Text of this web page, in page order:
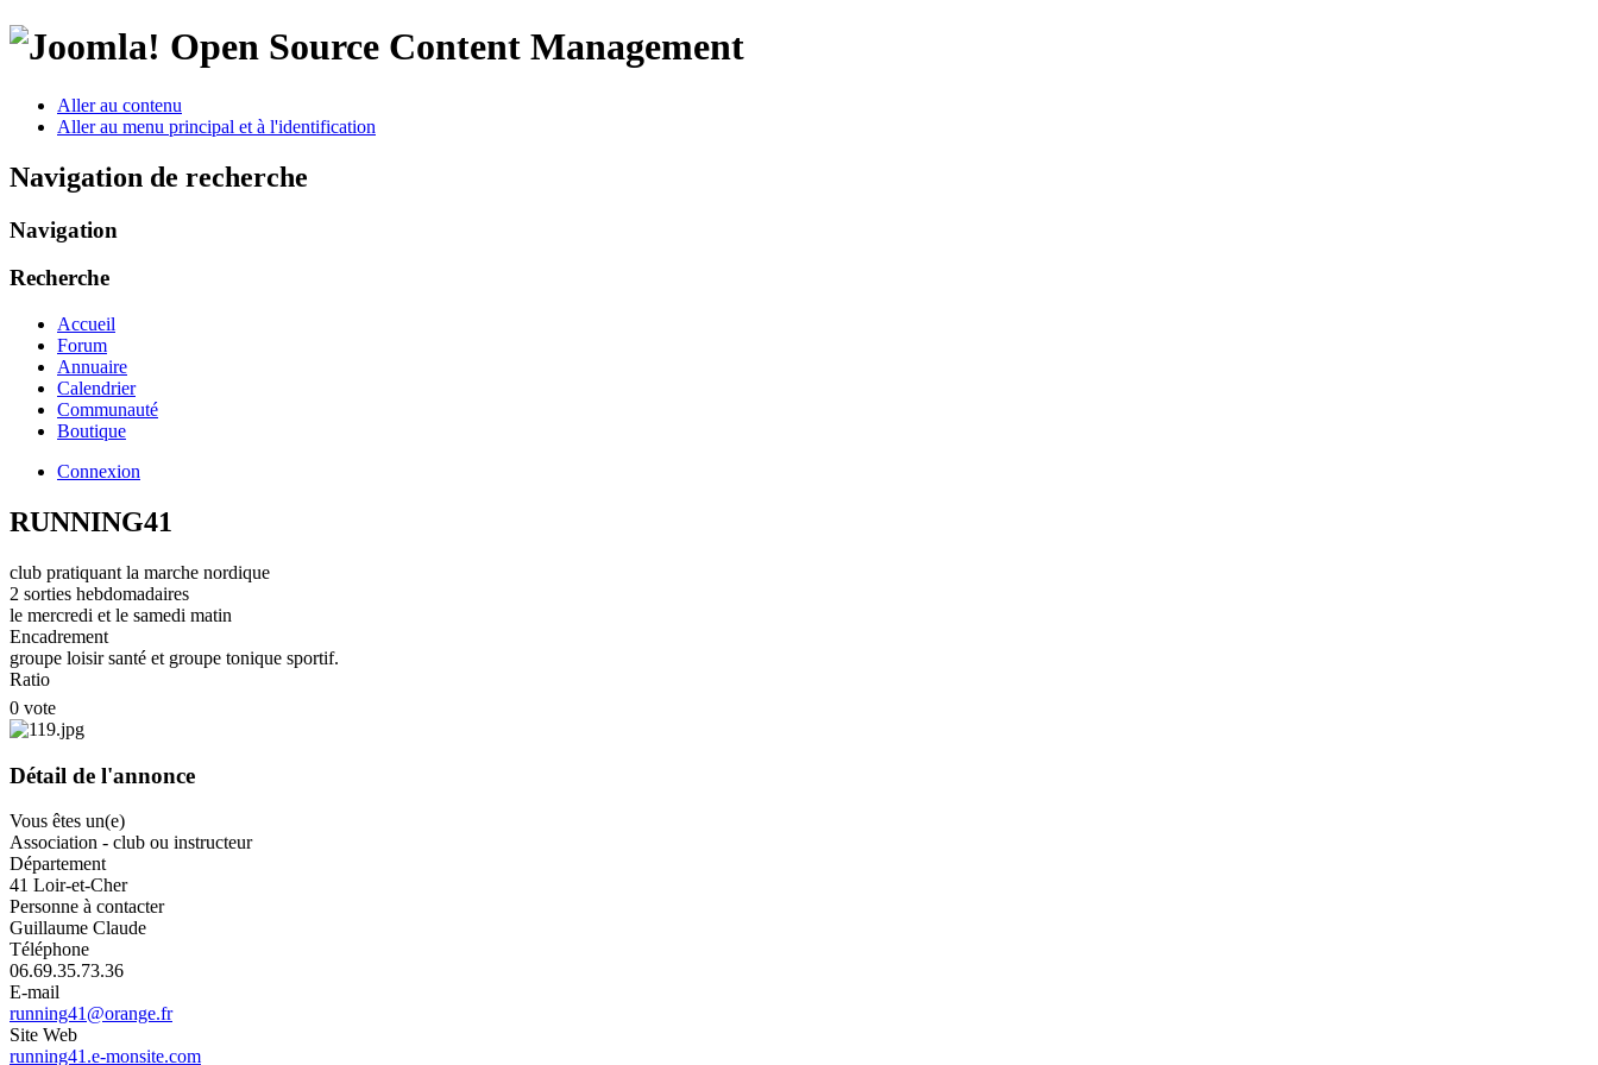
Open Source Content Management
Aller au contenu
Aller au menu principal et à l'identification
Navigation de recherche
Navigation
Recherche
Accueil
Forum
Annuaire
Calendrier
Communauté
Boutique
Connexion
RUNNING41
club pratiquant la marche nordique
2 sorties hebdomadaires
le mercredi et le samedi matin
Encadrement
groupe loisir santé et groupe tonique sportif.
Ratio
0 vote
Détail de l'annonce
Vous êtes un(e)
Association - club ou instructeur
Département
41 Loir-et-Cher
Personne à contacter
Guillaume Claude
Téléphone
06.69.35.73.36
E-mail
running41@orange.fr
Site Web
running41.e-monsite.com